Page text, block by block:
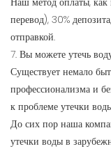
перевод), 30%
отправкой.
7. Вы можете утечь
Существует немало
профессионализма и
к проблеме утечки
До сих пор наша
утечки воды в